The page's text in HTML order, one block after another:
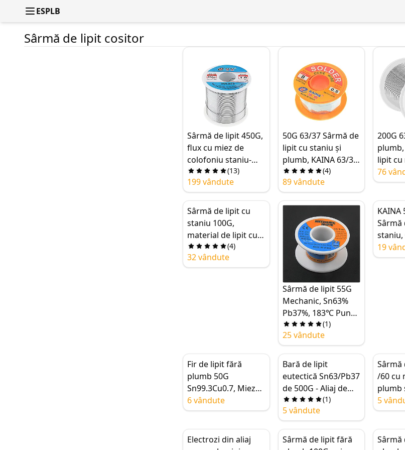
ESPLB
Sârmă de lipit cositor
Sârmă de lipit 450G,
flux cu miez de
colofoniu staniu-
plumb 63/37,
diametru 0,5-2,0
mm, sudare PCB,
antioxidant,
rezistență la
coroziune, fum
redus
(13)
199 vândute
50G 63/37 Sârmă de
lipit cu staniu și
plumb, KAINA 63/37
0.5-2.0mm Sârmă de
lipit pentru
electronice
(4)
89 vândute
200G
lipit cu
0.8/
lipire
76
Sârmă de lipit cu
staniu 100G,
material de lipit cu
miez de colofoniu,
sârmă de lipit 63/37
0.5-2.0mm
(4)
32 vândute
Sârmă de lipit 55G
Mechanic, Sn63%
Pb37%, 183℃ Punct
de topire scăzut,
0.3-1.2mm,
Instrumente de lipit
BGA
(1)
25 vândute
KAINA
Sârmă
staniu,
CF-10
19
Fir de lipit fără
plumb 50G
Sn99.3Cu0.7, Miez
de colofoniu, 0.5-
2.0mm
6 vândute
Bară de lipit
eutectică Sn63/Pb37
de 500G - Aliaj de
cositor-plumb de
înaltă puritate 63/37
pentru lipire prin
unde și reparații
(1)
5 vândute
Sârmă
/60 cu
plumb
5
Electrozi din aliaj
Sârmă de lipit fără
Sârmă